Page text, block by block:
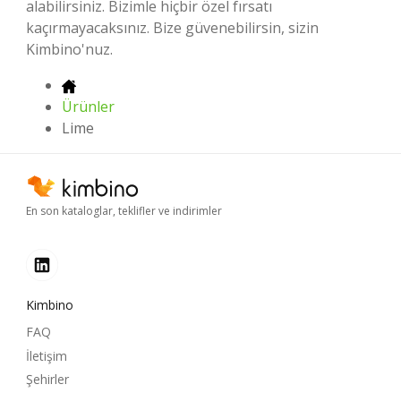
alabilirsiniz. Bizimle hiçbir özel fırsatı
kaçırmayacaksınız. Bize güvenebilirsin, sizin
Kimbino'nuz.
Ürünler
Lime
En son kataloglar, teklifler ve indirimler
Kimbino
FAQ
İletişim
Şehirler